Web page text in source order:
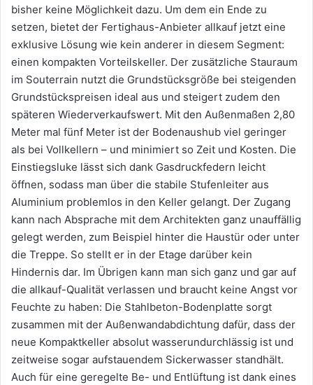
bisher keine Möglichkeit dazu. Um dem ein Ende zu
setzen, bietet der Fertighaus-Anbieter allkauf jetzt eine
exklusive Lösung wie kein anderer in diesem Segment:
einen kompakten Vorteilskeller. Der zusätzliche Stauraum
im Souterrain nutzt die Grundstücksgröße bei steigenden
Grundstückspreisen ideal aus und steigert zudem den
späteren Wiederverkaufswert. Mit den Außenmaßen 2,80
Meter mal fünf Meter ist der Bodenaushub viel geringer
als bei Vollkellern – und minimiert so Zeit und Kosten. Die
Einstiegsluke lässt sich dank Gasdruckfedern leicht
öffnen, sodass man über die stabile Stufenleiter aus
Aluminium problemlos in den Keller gelangt. Der Zugang
kann nach Absprache mit dem Architekten ganz unauffällig
gelegt werden, zum Beispiel hinter die Haustür oder unter
die Treppe. So stellt er in der Etage darüber kein
Hindernis dar. Im Übrigen kann man sich ganz und gar auf
die allkauf-Qualität verlassen und braucht keine Angst vor
Feuchte zu haben: Die Stahlbeton-Bodenplatte sorgt
zusammen mit der Außenwandabdichtung dafür, dass der
neue Kompaktkeller absolut wasserundurchlässig ist und
zeitweise sogar aufstauendem Sickerwasser standhält.
Auch für eine geregelte Be- und Entlüftung ist dank eines